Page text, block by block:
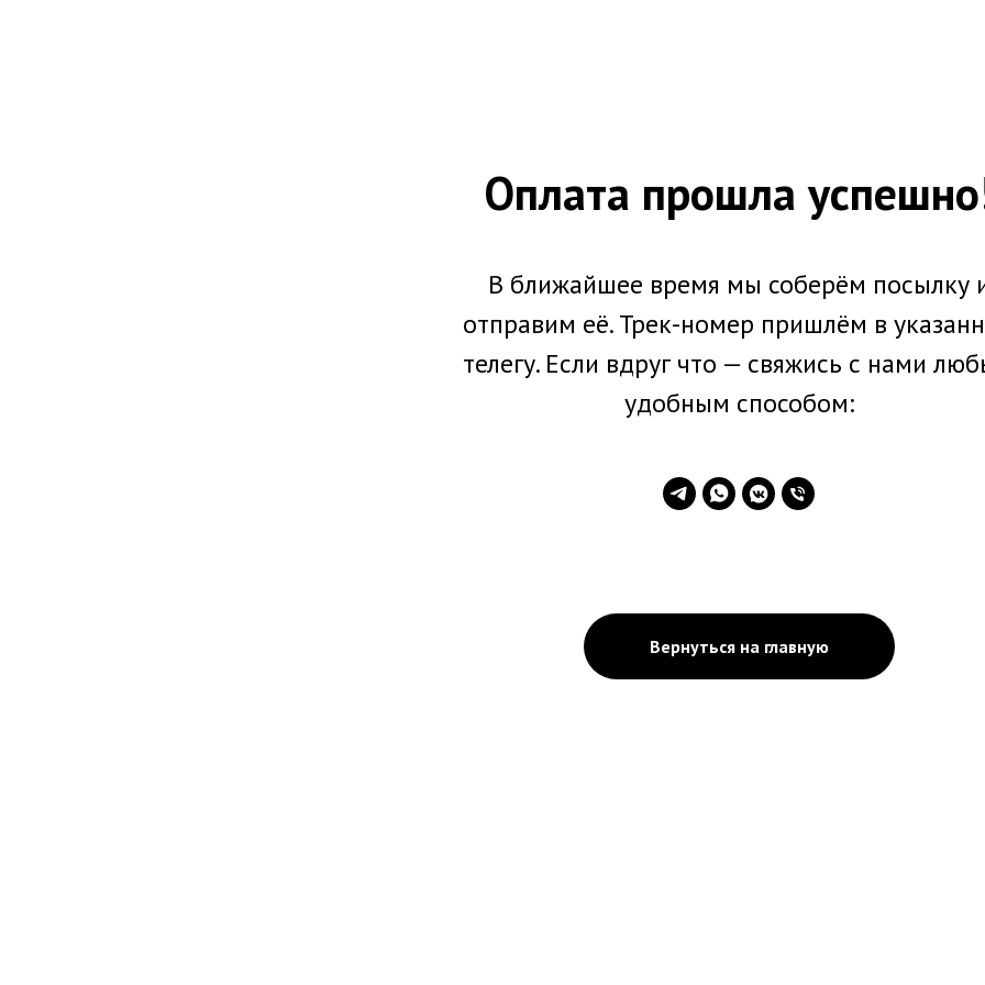
Оплата прошла
В ближайшее время мы соберём посылку
отправим её. Трек-номер пришлём в
телегу. Если вдруг что — свяжись с нами
удобным способом:
Вернуться на главную